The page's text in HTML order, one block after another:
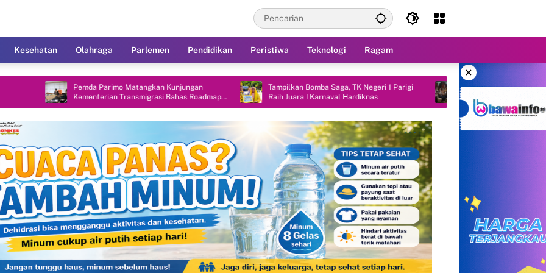
Kesehatan Olahraga Parlemen Pendidikan Peristiwa Teknologi Ragam
×
Parimo Matangkan Kunjungan
Transmigrasi Bahas Roadmap
Tampilkan Bomba Saga, TK Negeri 1 Parigi
Raih Juara I Karnaval Hardiknas
Bupati Parimo Jemput Dukungan Pusat,
Antisipasi Kekeringan Sektor Pertanian
2026